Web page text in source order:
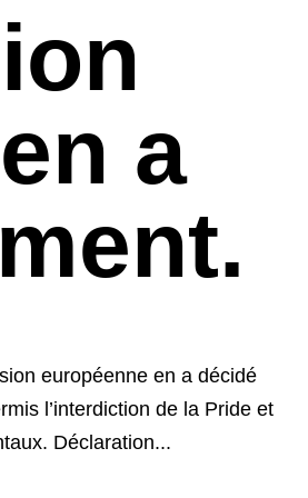
a
européenne en a décidé
l’interdiction de la Pride et
Déclaration...